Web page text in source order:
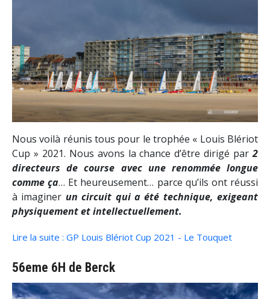
Nous voilà réunis tous pour le trophée « Louis Blériot
Cup » 2021. Nous avons la chance d’être dirigé par2
directeurs de course avec une renommée longue
comme ça… Et heureusement… parce qu’ils ont réussi
à imaginer un circuit qui a été technique, exigeant
physiquement et intellectuellement.
Lire la suite : GP Louis Blériot Cup 2021 - Le Touquet
56eme 6H de Berck